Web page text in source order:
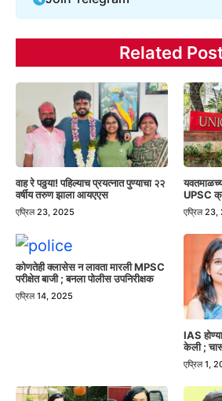
Related
वाह रे पठ्ठया! पहिल्याच प्रयत्नात पुण्याचा २२
वर्षीय तरुण झाला आयएएस
एप्रिल 23, 2025
UPSC
एप्रिल
कोणतेही क्लासेस न लावता मारली MPSC
परीक्षेत बाजी ; बनला पोलीस उपनिरीक्षक
एप्रिल 14, 2025
IAS
केली ; चारू
एप्रिल 1,